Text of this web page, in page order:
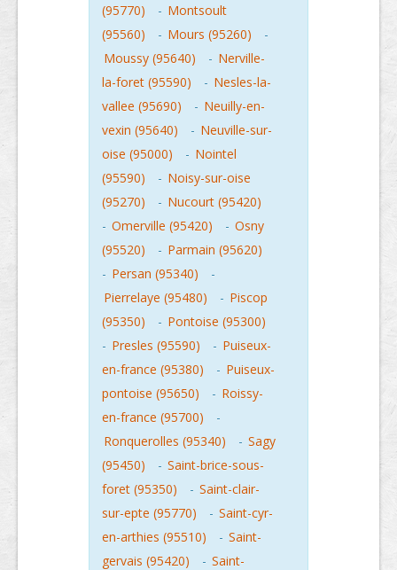
(95770)
- Montsoult
(95560)
- Mours (95260)
-
Moussy (95640)
- Nerville-
la-foret (95590)
- Nesles-la-
vallee (95690)
- Neuilly-en-
vexin (95640)
- Neuville-sur-
oise (95000)
- Nointel
(95590)
- Noisy-sur-oise
(95270)
- Nucourt (95420)
- Omerville (95420) - Osny
(95520)
- Parmain (95620)
- Persan (95340)
-
Pierrelaye (95480)
- Piscop
(95350)
- Pontoise (95300)
- Presles (95590) - Puiseux-
en-france (95380)
- Puiseux-
pontoise (95650)
- Roissy-
en-france (95700)
-
Ronquerolles (95340)
- Sagy
(95450)
- Saint-brice-sous-
foret (95350)
- Saint-clair-
sur-epte (95770)
- Saint-cyr-
en-arthies (95510)
- Saint-
gervais (95420)
- Saint-